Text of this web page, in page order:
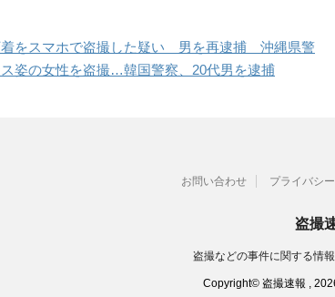
着をスマホで盗撮した疑い 男を再逮捕 沖縄県警
姿の女性を盗撮…韓国警察、20代男を逮捕
お問い合わせ プライバシ
盗撮
盗撮などの事件に関する情
Copyright© 盗撮速報 ,